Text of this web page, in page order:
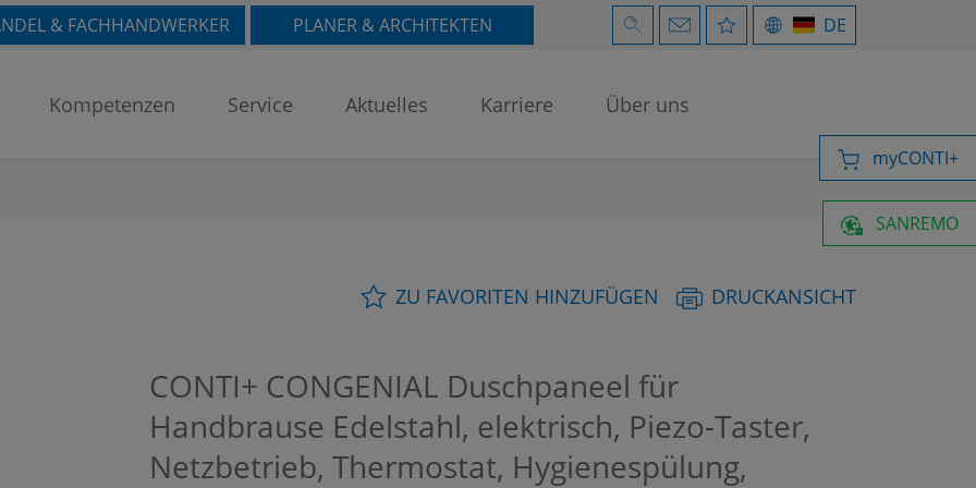
& FACHHANDWERKER PLANER & ARCHITEKTEN DE
Kompetenzen Service Aktuelles Karriere Über uns
SANREMO
myCONTI+
ZU FAVORITEN HINZUFÜGEN DRUCKANSICHT
CONTI+ CONGENIAL Duschpaneel für
Handbrause Edelstahl, elektrisch, Piezo-Taster,
Netzbetrieb, Thermostat, Hygienespülung,